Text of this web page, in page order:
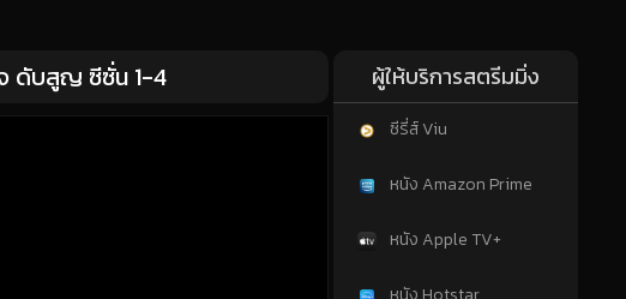
ดับสูญ ซีซั่น 1-4 ผู้ให้บริการสตรีมมิ่ง
ซีรี่ส์ Viu
หนัง Amazon Prime
หนัง Apple TV+